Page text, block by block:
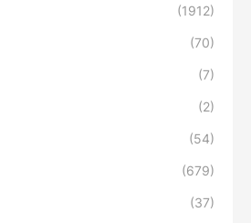
(1912)
(70)
(7)
(2)
(54)
(679)
(37)